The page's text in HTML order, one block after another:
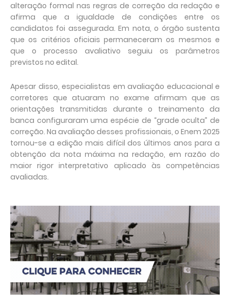
alteração formal nas regras de correção da redação e
afirma que a igualdade de condições entre os
candidatos foi assegurada. Em nota, o órgão sustenta
que os critérios oficiais permaneceram os mesmos e
que o processo avaliativo seguiu os parâmetros
previstos no edital.
Apesar disso, especialistas em avaliação educacional e
corretores que atuaram no exame afirmam que as
orientações transmitidas durante o treinamento da
banca configuraram uma espécie de “grade oculta” de
correção. Na avaliação desses profissionais, o Enem 2025
tornou-se a edição mais difícil dos últimos anos para a
obtenção da nota máxima na redação, em razão do
maior rigor interpretativo aplicado às competências
avaliadas.